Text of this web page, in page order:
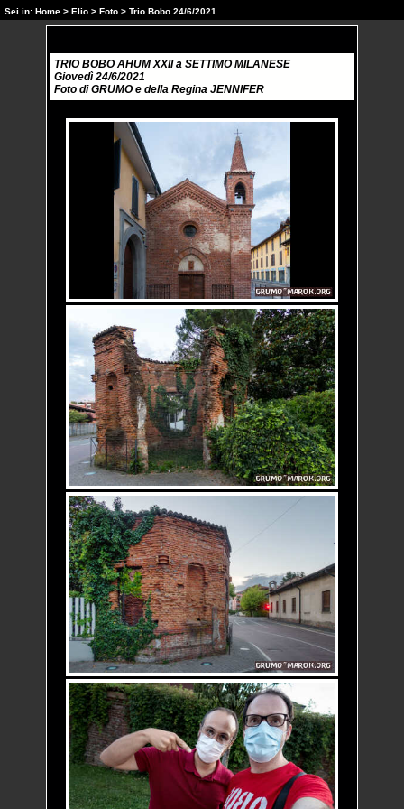
Sei in: Home > Elio > Foto > Trio Bobo 24/6/2021
TRIO BOBO AHUM XXII a SETTIMO MILANESE
Giovedì 24/6/2021
Foto di GRUMO e della Regina JENNIFER